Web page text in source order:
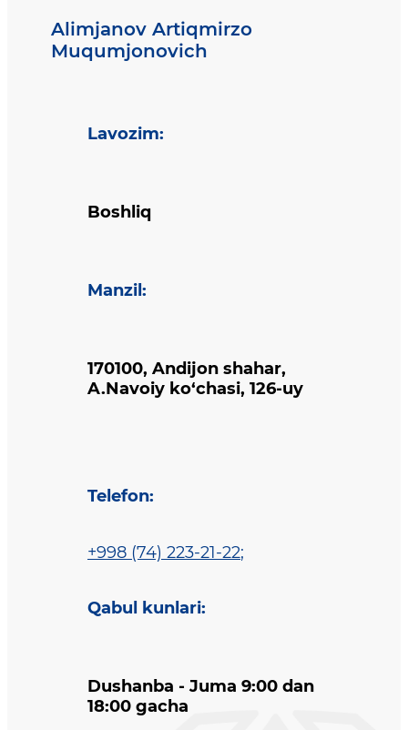
Alimjanov Artiqmirzo
Muqumjonovich
Lavozim:
Boshliq
Manzil :
170100, Andijon shahar,
A.Navoiy ko‘chasi, 126-uy
Telefon:
+998 (74) 223-21-22;
Qabul kunlari:
Dushanba - Juma 9:00 dan
18:00 gacha